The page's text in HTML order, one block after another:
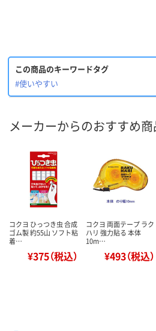
この商品のキーワードタグ
#使いやすい
メーカーからのおすすめ商
コクヨ ひっつき虫 合成
ゴム製 約55山 ソフト粘
着…
¥375（税込）
コクヨ 両面テープ ラク
ハリ 強力貼る 本体
10m…
¥493（税込）